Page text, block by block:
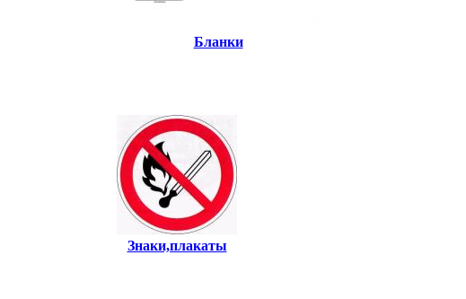
Бланки
Знаки,плакаты